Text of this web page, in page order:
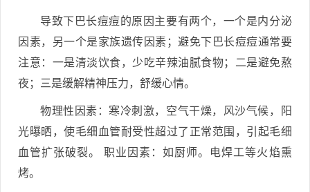
导致下巴长痘痘的原因主要有两个，一个是内分泌
因素，另一个是家族遗传因素；避免下巴长痘痘通常要
注意：一是清淡饮食，少吃辛辣油腻食物；二是避免熬
夜；三是缓解精神压力，舒缓心情。
物理性因素：寒冷刺激，空气干燥，风沙气候，阳
光曝晒，使毛细血管耐受性超过了正常范围，引起毛细
血管扩张破裂。 职业因素：如厨师。电焊工等火焰熏
烤。